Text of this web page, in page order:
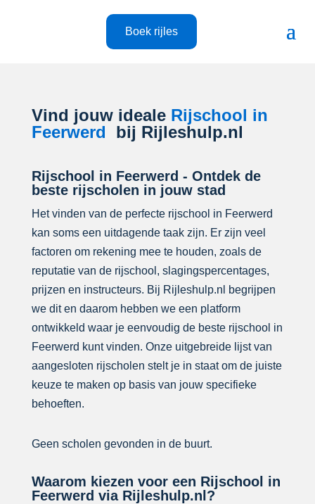
Boek rijles
Vind jouw ideale Rijschool in
Feerwerd
bij Rijleshulp.nl
Rijschool in Feerwerd - Ontdek de
beste rijscholen in jouw stad
Het vinden van de perfecte rijschool in Feerwerd
kan soms een uitdagende taak zijn. Er zijn veel
factoren om rekening mee te houden, zoals de
reputatie van de rijschool, slagingspercentages,
prijzen en instructeurs. Bij Rijleshulp.nl begrijpen
we dit en daarom hebben we een platform
ontwikkeld waar je eenvoudig de beste rijschool in
Feerwerd kunt vinden. Onze uitgebreide lijst van
aangesloten rijscholen stelt je in staat om de juiste
keuze te maken op basis van jouw specifieke
behoeften.
Geen scholen gevonden in de buurt.
Waarom kiezen voor een Rijschool in
Feerwerd via Rijleshulp.nl?